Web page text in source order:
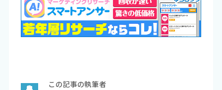
この記事の執筆者